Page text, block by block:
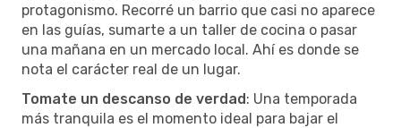
protagonismo. Recorré un barrio que casi no aparece
en las guías, sumarte a un taller de cocina o pasar
una mañana en un mercado local. Ahí es donde se
nota el carácter real de un lugar.
Tomate un descanso de verdad: Una temporada
más tranquila es el momento ideal para bajar el